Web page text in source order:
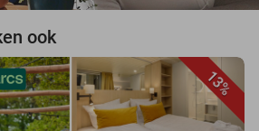
ook
13%